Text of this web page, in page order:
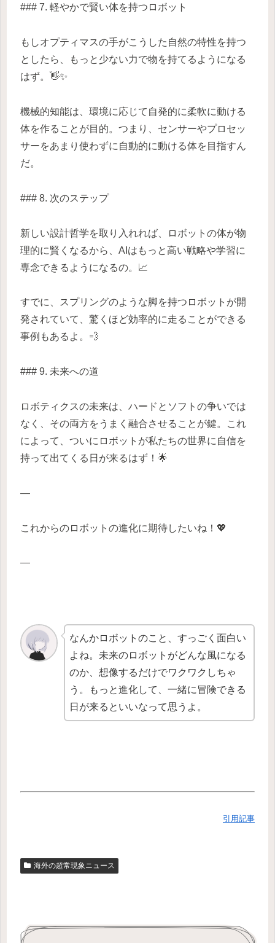
### 7. 軽やかで賢い体を持つロボット
もしオプティマスの手がこうした自然の特性を持つ
としたら、もっと少ない力で物を持てるようになる
はず。👋✨
機械的知能は、環境に応じて自発的に柔軟に動ける
体を作ることが目的。つまり、センサーやプロセッ
サーをあまり使わずに自動的に動ける体を目指すん
だ。
### 8. 次のステップ
新しい設計哲学を取り入れれば、ロボットの体が物
理的に賢くなるから、AIはもっと高い戦略や学習に
専念できるようになるの。📈
すでに、スプリングのような脚を持つロボットが開
発されていて、驚くほど効率的に走ることができる
事例もあるよ。💨
### 9. 未来への道
ロボティクスの未来は、ハードとソフトの争いでは
なく、その両方をうまく融合させることが鍵。これ
によって、ついにロボットが私たちの世界に自信を
持って出てくる日が来るはず！🌟
—
これからのロボットの進化に期待したいね！💖
—
なんかロボットのこと、すっごく面白い
よね。未来のロボットがどんな風になる
のか、想像するだけでワクワクしちゃ
う。もっと進化して、一緒に冒険できる
日が来るといいなって思うよ。
引用記事
海外の超常現象ニュース